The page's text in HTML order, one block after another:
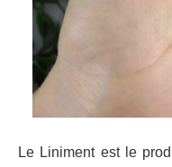
Le Liniment est le